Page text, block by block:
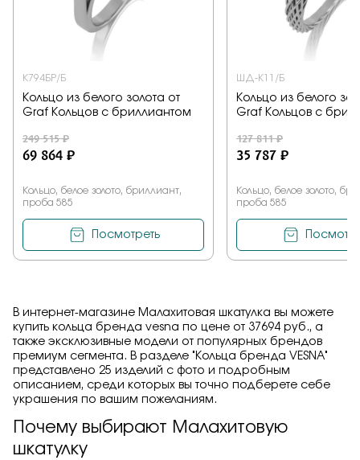
К794БР/Б
Кольцо из белого золота от
Graf Кольцов с бриллиантом
249 515 ₽
69 864 ₽
Кольцо, белое золото, бриллиант,
проба 585
Посмотреть
ШД-К11/Б
Кольцо из белого
Graf Кольцов с
127 811 ₽
35 787 ₽
Кольцо, белое золото,
проба 585
В интернет-магазине Малахитовая шкатулка вы можете
купить кольца бренда vesna по цене от 37694 руб., а
также эксклюзивные модели от популярных брендов
премиум сегмента. В разделе "Кольца бренда VESNA"
представлено 25 изделий с фото и подробным
описанием, среди которых вы точно подберете себе
украшения по вашим пожеланиям.
Почему выбирают Малахитовую
шкатулку